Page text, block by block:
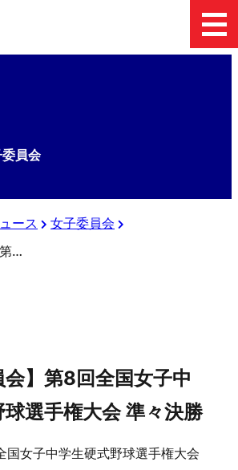
員会
ース
女子委員会
【女子委員会】第8回全国女子中学生硬式野球選手権大会 準々決勝
会】第8回全国女子中
選手権大会 準々決勝
国女子中学生硬式野球選手権大会